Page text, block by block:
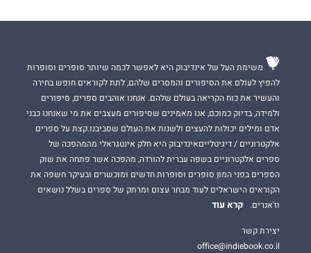
משימת העל של אינדיבוק היא לאפשר לכמה שיותר סופרים וסופרות
להפיץ לעולם את הסיפורים והמסרים שלהם, לתת לקוראים חופש בחירה
והעשיר את כוח הקריאה בעולם שלהם. אנחנו אוהבים ספרים, סיפורים
ולמידה, בדיוק כמוכם, אנו מאמינים שסיפורים מעצבים את מי שאנחנו כבני
אדם ומילים יכולות להעצים ולשנות את העולם שסביבנו.קצת על ספרים
אלקטרוניים / דיגיטלייםאינדיבוק היא חלק אינטגראלי מהמהפכה של
ספרים אלקטרוניים בשפה עברית להורדה, מהפכה אשר פתחה את שוק
הספרים בפני המון סופרים וסופרות חדשים ומוכשרים ובעיקר חשפה את
הקוראים הישראלים לעוד מבחר עצום ומרתק של ספרים בשלל נושאים
וז'אנרים.
קרא עוד
יצירת קשר
office@indiebook.co.il